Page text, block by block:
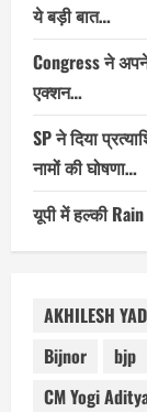
ये बड़ी बात…
Congress ने
एक्शन…
SP ने दिया
नामों की घोषणा…
यूपी में हल्की
AKHILESH
Bijnor
bjp
CM Yogi